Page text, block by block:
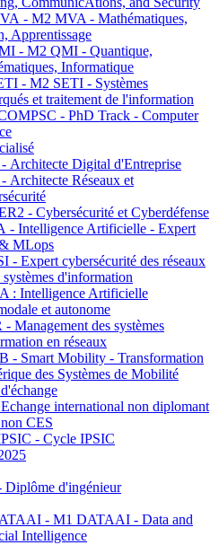
- M2 MVA - Mathématiques,
Apprentissage
- M2 QMI - Quantique,
Informatique
- M2 SETI - Systèmes
et traitement de l'information
- PhD Track - Computer
Architecte Digital d'Entreprise
Architecte Réseaux et
- Cybersécurité et Cyberdéfense
- Intelligence Artificielle - Expert
MLops
- Expert cybersécurité des réseaux
systèmes d'information
: Intelligence Artificielle
et autonome
Management des systèmes
en réseaux
- Smart Mobility - Transformation
des Systèmes de Mobilité
international non diplomant
CES
- Cycle IPSIC
Diplôme d'ingénieur
- M1 DATAAI - Data and
Intelligence